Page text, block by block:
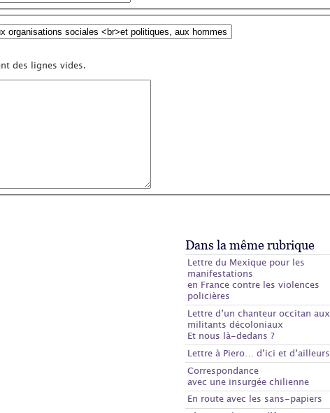
des lignes vides.
Dans la même rubrique
Lettre du Mexique pour les
manifestations
en France contre les violences
policières
Lettre d’un chanteur occitan aux
militants décoloniaux
Et nous là-dedans ?
Lettre à Piero… d’ici et d’ailleurs
Correspondance
avec une insurgée chilienne
En route avec les sans-papiers